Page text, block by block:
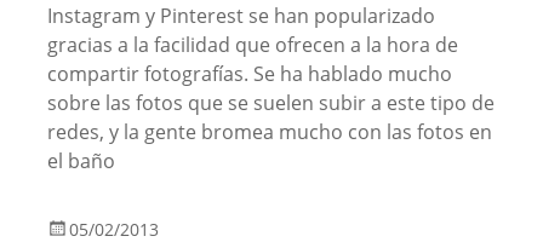
Instagram y Pinterest se han popularizado
gracias a la facilidad que ofrecen a la hora de
compartir fotografías. Se ha hablado mucho
sobre las fotos que se suelen subir a este tipo de
redes, y la gente bromea mucho con las fotos en
el baño
05/02/2013